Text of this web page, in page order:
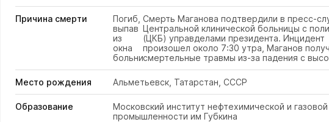
Причина смерти
Погиб,
выпав
из
окна
больницы
Смерть Маганова подтвердили в пресс-
Центральной клинической больницы с
(ЦКБ) управделами президента. Инцидент
произошел около 7:30 утра, Маганов
смертельные травмы из-за падения с
Место рождения Альметьевск, Татарстан, СССР
Образование
Московский институт нефтехимической и газовой
промышленности им Губкина